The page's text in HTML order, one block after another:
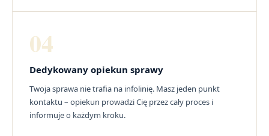
04
Dedykowany opiekun sprawy
Twoja sprawa nie trafia na infolinię. Masz jeden punkt
kontaktu – opiekun prowadzi Cię przez cały proces i
informuje o każdym kroku.